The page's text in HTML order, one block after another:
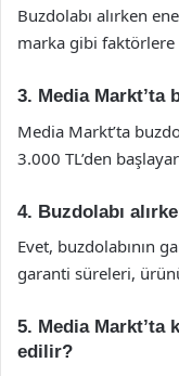
Buzdolabı alırken
marka gibi
3. Media Markt’ta
Media Markt’ta
3.000 TL’den
4. Buzdolabı
Evet, buzdolabının
garanti süreleri,
5. Media Markt’ta
edilir?